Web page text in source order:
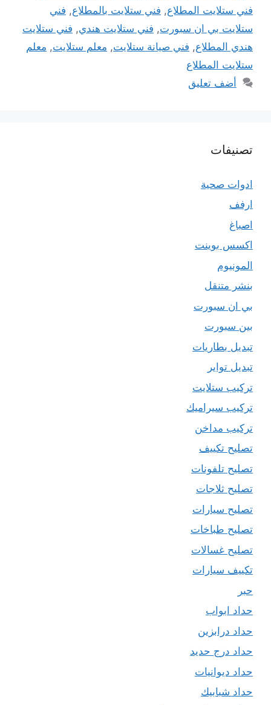
فني ستلايت المطلاع, فني ستلايت بالمطلاع, فني
ستلايت بي ان سبورت, فني ستلايت هندي, فني ستلايت
هندي المطلاع, فني صيانة ستلايت, معلم ستلايت, معلم
ستلايت المطلاع
أضف تعليق
تصنيفات
ادوات صحية
ارفف
اصباغ
اكسس بوينت
المونيوم
بنشر متنقل
بي ان سبورت
بين سبورت
تبديل بطاريات
تبديل تواير
تركيب ستلايت
تركيب سيراميك
تركيب مداخن
تصليح تكييف
تصليح تلفونات
تصليح ثلاجات
تصليح سيارات
تصليح طباخات
تصليح غسالات
تكييف سيارات
حبر
حداد ابواب
حداد درابزين
حداد درج حديد
حداد ديوانيات
حداد شبابيك